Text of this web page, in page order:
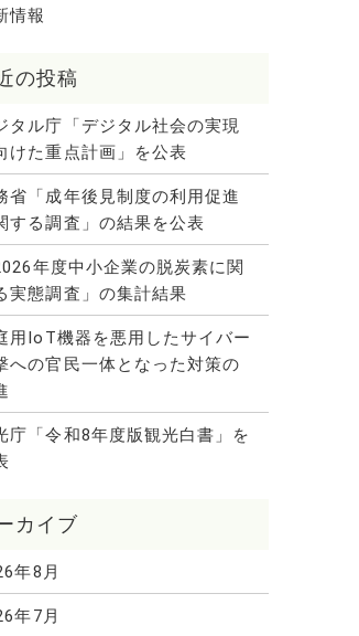
情報
タル庁「デジタル社会の実現
けた重点計画」を公表
省「成年後見制度の利用促進
する調査」の結果を公表
年度中小企業の脱炭素に関
実態調査」の集計結果
用IoT機器を悪用したサイバー
への官民一体となった対策の
庁「令和8年度版観光白書」を
年8月
年7月